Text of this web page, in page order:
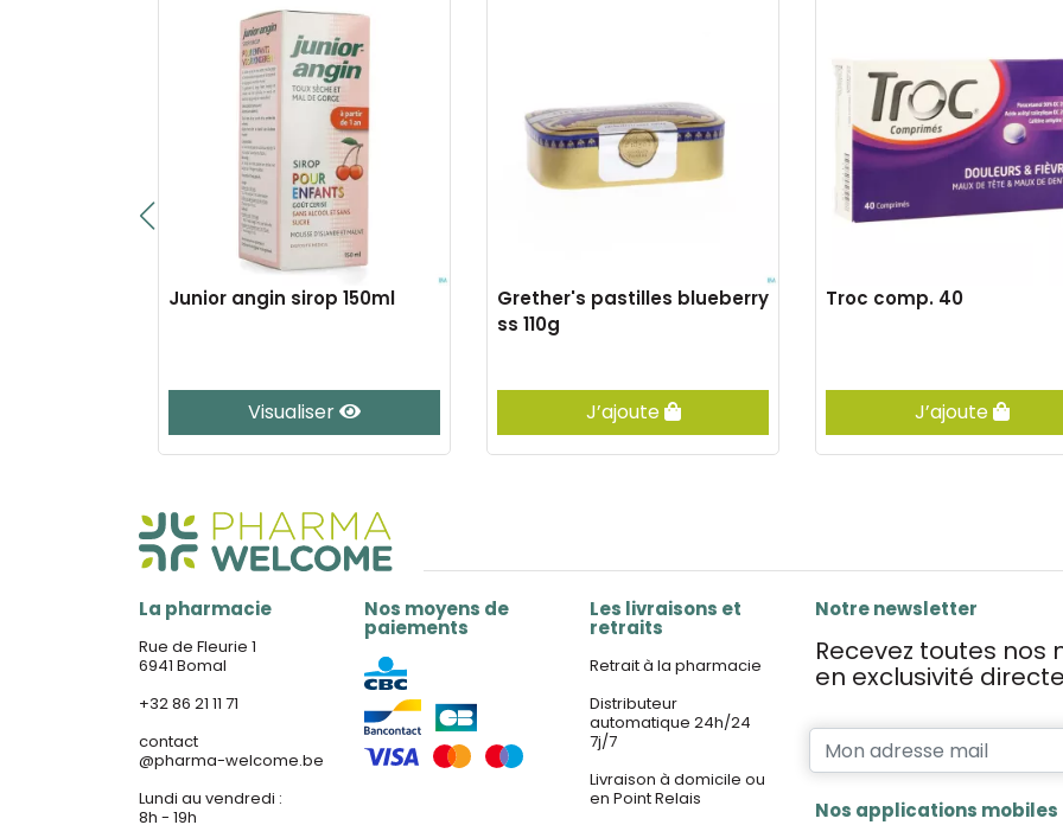
Junior angin sirop 150ml
Visualiser
Grether's pastilles blueberry
ss 110g
J’ajoute
Troc comp. 40
J’ajoute
La pharmacie
Rue de Fleurie 1
6941 Bomal
+32 86 21 11 71
contact
@pharma-welcome.be
Lundi au vendredi :
8h - 19h
Nos moyens de
paiements
Les livraisons et
retraits
Retrait à la pharmacie
Distributeur
automatique 24h/24
7j/7
Livraison à domicile ou
en Point Relais
Notre newsletter
Recevez toutes
en exclusivité
Nos applications mobiles